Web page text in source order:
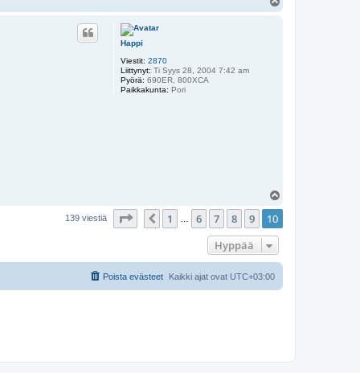
Happi
Viestit: 2870
Liittynyt: Ti Syys 28, 2004 7:42 am
Pyörä: 690ER, 800XCA
Paikkakunta: Pori
s
139 viestiä Sivu / 10
Edellinen
1 6 7 8 9 10
Hyppää
Kaikki ajat ovat UTC+03:00
Poista evästeet